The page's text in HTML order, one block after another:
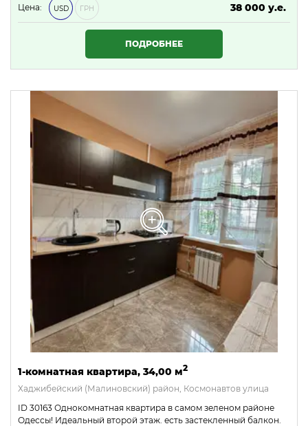
Цена: USD ГРН
38 000 у.е.
1 634 000 ₴
ПОДРОБНЕЕ
1-комнатная квартира, 34,00 м2
Хаджибейский (Малиновский) район, Космонавтов улица
ID 30163 Однокомнатная квартира в самом зеленом районе
Одессы! Идеальный второй этаж. есть застекленный балкон.